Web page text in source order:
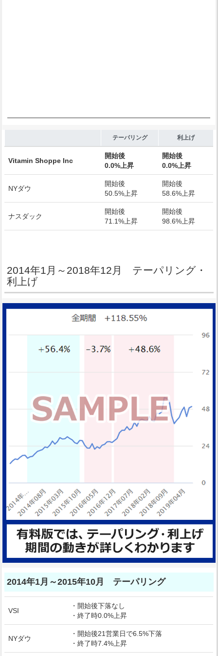
テーパリング 利上げ
Vitamin Shoppe Inc
開始後
0.0%上昇
開始後
0.0%上昇
NYダウ
開始後
50.5%上昇
開始後
58.6%上昇
ナスダック
開始後
71.1%上昇
開始後
98.6%上昇
2014年1月～2018年12月 テーパリング・
利上げ
2014年1月～2015年10月 テーパリング
VSI
・開始後下落なし
・終了時0.0%上昇
NYダウ
・開始後21営業日で6.5%下落
・終了時7.4%上昇